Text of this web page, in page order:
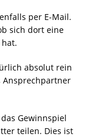
per E-Mail.
sich dort eine
absolut rein
Gewinnspiel
teilen. Dies ist